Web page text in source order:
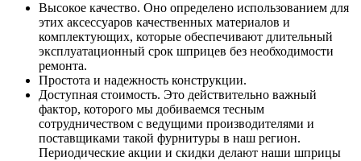
Высокое качество. Оно определено использованием для
этих аксессуаров качественных материалов и
комплектующих, которые обеспечивают длительный
эксплуатационный срок шприцев без необходимости
ремонта.
Простота и надежность конструкции.
Доступная стоимость. Это действительно важный
фактор, которого мы добиваемся тесным
сотрудничеством с ведущими производителями и
поставщиками такой фурнитуры в наш регион.
Периодические акции и скидки делают наши шприцы